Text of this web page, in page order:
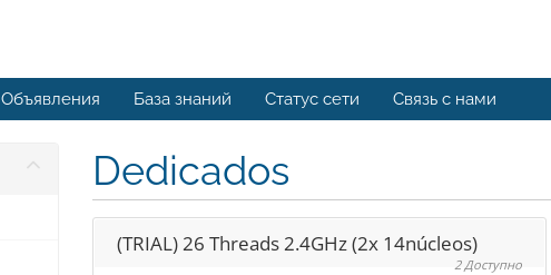
Объявления База знаний Статус сети Связь с нами
Dedicados
(TRIAL) 26 Threads 2.4GHz (2x 14núcleos)
2 Доступно